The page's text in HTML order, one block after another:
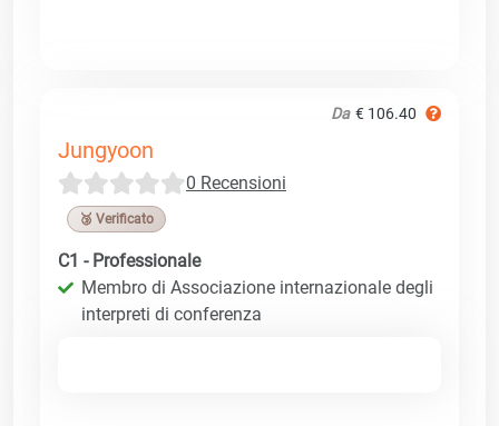
Da € 106.40
Jungyoon
0 Recensioni
🥉 Verificato
C1 - Professionale
Membro di Associazione internazionale degli
interpreti di conferenza